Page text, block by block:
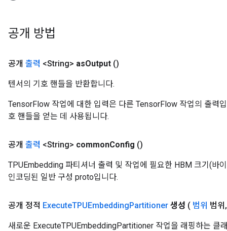
공개 방법
공개 출력 <String> asOutput ()
텐서의 기호 핸들을 반환합니다.
TensorFlow 작업에 대한 입력은 다른 TensorFlow 작업의 출력
호 핸들을 얻는 데 사용됩니다.
공개 출력 <String> commonConfig ()
TPUEmbedding 파티셔너 출력 및 작업에 필요한 HBM 크기(바
인코딩된 일반 구성 proto입니다.
공개 정적 ExecuteTPUEmbeddingPartitioner 생성 ( 범위 범위 ,
새로운 ExecuteTPUEmbeddingPartitioner 작업을 래핑하는 클